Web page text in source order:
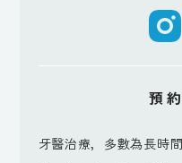
預
牙醫治療，多數為長時